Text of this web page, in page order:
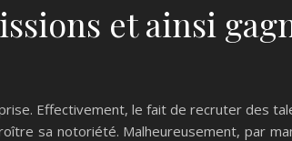
et ainsi
Effectivement, le fait de recruter des
sa notoriété. Malheureusement, par